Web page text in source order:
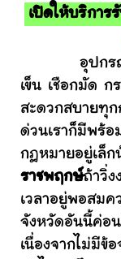
เปิดให้บริกา
อุปกรณ์ในก
เข็น เชือกมัด ก
สะดวกสบายทุก
ด่วนเราก็มีพร้อ
กฎหมายอยู่เล็ก
ราชพฤกษ์ถ้าวิ่ง
เวลาอยู่พอสมค
จังหวัดอันนี้ค่อ
เนื่องจากไม่มีข้